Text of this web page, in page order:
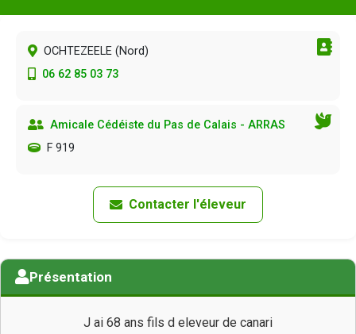
OCHTEZEELE (Nord)
06 62 85 03 73
Amicale Cédéiste du Pas de Calais - ARRAS
F 919
Contacter l'éleveur
Présentation
J ai 68 ans fils d eleveur de canari